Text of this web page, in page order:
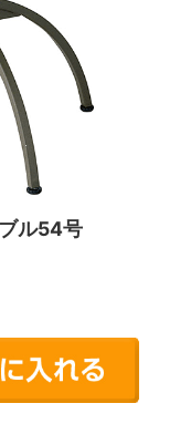
ル54号